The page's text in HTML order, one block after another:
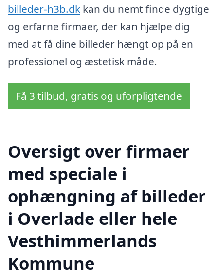
billeder-h3b.dk kan du nemt finde dygtige
og erfarne firmaer, der kan hjælpe dig
med at få dine billeder hængt op på en
professionel og æstetisk måde.
Få 3 tilbud, gratis og uforpligtende
Oversigt over firmaer
med speciale i
ophængning af billeder
i Overlade eller hele
Vesthimmerlands
Kommune